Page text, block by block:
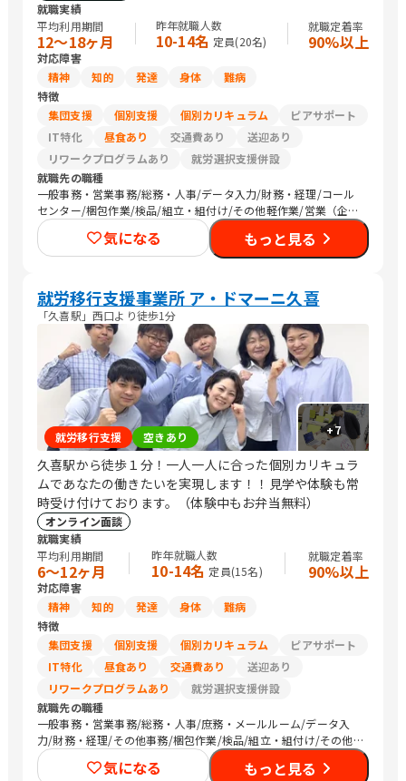
就職実績
平均利用期間
12〜18ヶ月
昨年就職人数
10-14名 定員(20名)
就職定着率
90%以上
対応障害
精神
知的 発達 身体
難病
特徴
集団支援
個別支援 個別カリキュラム
ピアサポート
IT特化
昼食あり 交通費あり
送迎あり
リワークプログラムあり
就労選択支援併設
就職先の職種
一般事務・営業事務/総務・人事/データ入力/財務・経理/コール
センター/梱包作業/検品/組立・組付け/その他軽作業/営業（企業
向け）/販売スタッフ・接客/バックヤード・商品管理/介護職員・
ヘルパー/保育士/清掃/農作業
気になる もっと見る
就労移行支援事業所 ア・ドマーニ久喜
「久喜駅」西口より徒歩1分
+7
就労移行支援 空きあり
久喜駅から徒歩１分！一人一人に合った個別カリキュラ
ムであなたの働きたいを実現します！！見学や体験も常
時受け付けております。（体験中もお弁当無料）
オンライン面談
就職実績
平均利用期間
6〜12ヶ月
昨年就職人数
10-14名 定員(15名)
就職定着率
90%以上
対応障害
精神
知的 発達 身体
難病
特徴
集団支援
個別支援 個別カリキュラム
ピアサポート
IT特化
昼食あり 交通費あり
送迎あり
リワークプログラムあり
就労選択支援併設
就職先の職種
一般事務・営業事務/総務・人事/庶務・メールルーム/データ入
力/財務・経理/その他事務/梱包作業/検品/組立・組付け/その他
軽作業/営業（個人向け）/販売スタッフ・接客/介護職員・ヘルパ
ー/その他専門職/清掃/トラック運転手/農作業
気になる もっと見る